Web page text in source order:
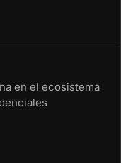
en el ecosistema